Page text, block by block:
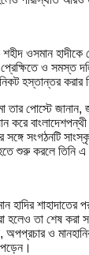
ওসমান হাদীকে
প্রেক্ষিতে ও সমস্ত
নিকট হস্তান্তর
তার পোস্টে জানান,
করে বাংলাদেশপন্থী
সংগঠনটি
শুরু করলে তিনি এ
হাদির শাহাদাতের
হলেও তা শেষ করা
অপপ্রচার ও